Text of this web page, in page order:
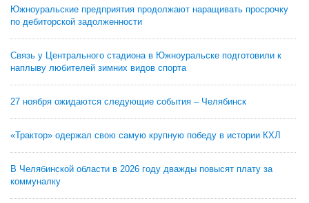
Южноуральские предприятия продолжают наращивать просрочку
по дебиторской задолженности
Связь у Центрального стадиона в Южноуральске подготовили к
наплыву любителей зимних видов спорта
27 ноября ожидаются следующие события – Челябинск
«Трактор» одержал свою самую крупную победу в истории КХЛ
В Челябинской области в 2026 году дважды повысят плату за
коммуналку